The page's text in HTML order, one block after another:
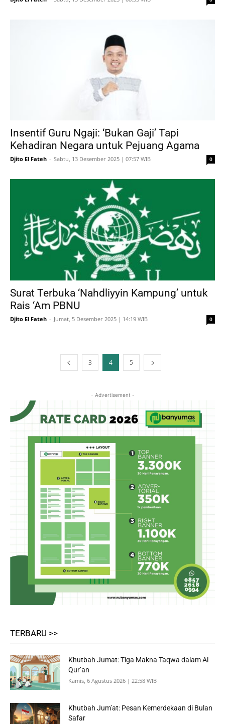
Insentif Guru Ngaji: ‘Bukan Gaji’ Tapi
Kehadiran Negara untuk Pejuang Agama
Djito El Fateh - Sabtu, 13 Desember 2025 | 07:57 WIB 0
Surat Terbuka ‘Nahdliyyin Kampung’ untuk
Rais ‘Am PBNU
Djito El Fateh - Jumat, 5 Desember 2025 | 14:19 WIB 0
3 4 5
- Advertisement -
TERBARU >>
Khutbah Jumat: Tiga Makna Taqwa dalam Al
Qur’an
Kamis, 6 Agustus 2026 | 22:58 WIB
Khutbah Jum’at: Pesan Kemerdekaan di Bulan
Safar